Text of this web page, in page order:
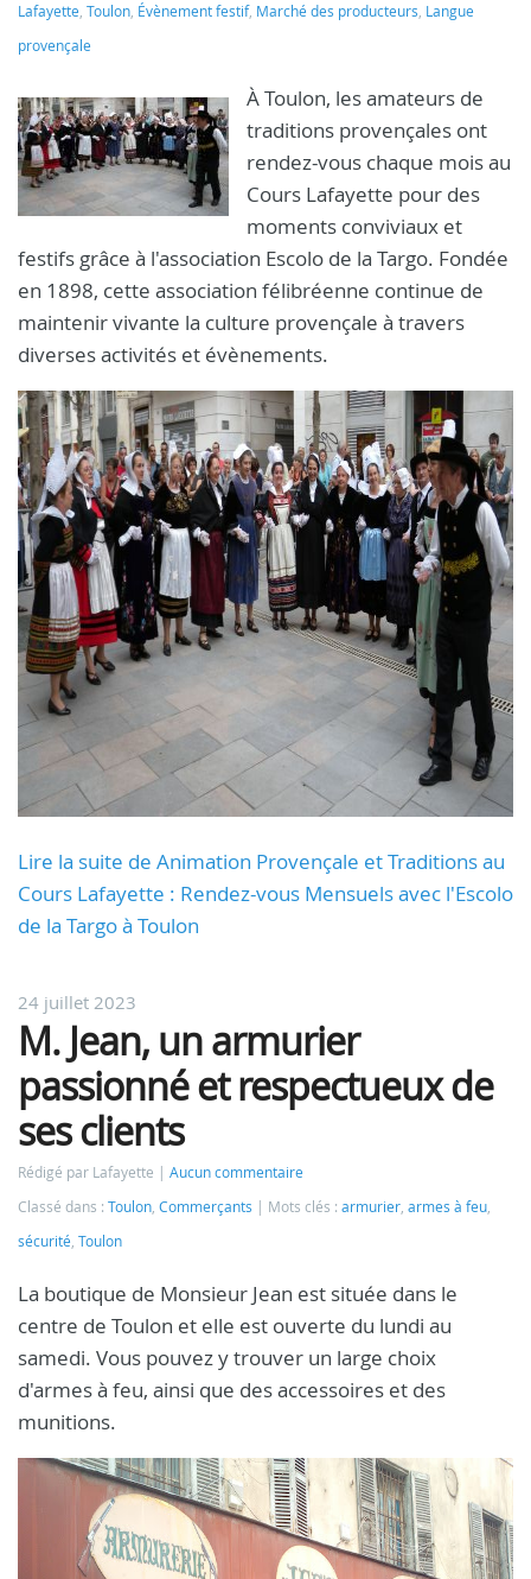
Lafayette, Toulon, Évènement festif, Marché des producteurs, Langue
provençale
À Toulon, les amateurs de
traditions provençales ont
rendez-vous chaque mois au
Cours Lafayette pour des
moments conviviaux et
festifs grâce à l'association Escolo de la Targo. Fondée
en 1898, cette association félibréenne continue de
maintenir vivante la culture provençale à travers
diverses activités et évènements.
Lire la suite de Animation Provençale et Traditions au
Cours Lafayette : Rendez-vous Mensuels avec l'Escolo
de la Targo à Toulon
24 juillet 2023
M. Jean, un armurier
passionné et respectueux de
ses clients
Rédigé par Lafayette
Aucun commentaire
Classé dans : Toulon, Commerçants Mots clés : armurier, armes à feu,
sécurité, Toulon
La boutique de Monsieur Jean est située dans le
centre de Toulon et elle est ouverte du lundi au
samedi. Vous pouvez y trouver un large choix
d'armes à feu, ainsi que des accessoires et des
munitions.